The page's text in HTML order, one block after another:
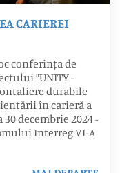
CARIEREI
conferința de
”UNITY -
durabile
în carieră a
decembrie 2024 -
Interreg VI-A